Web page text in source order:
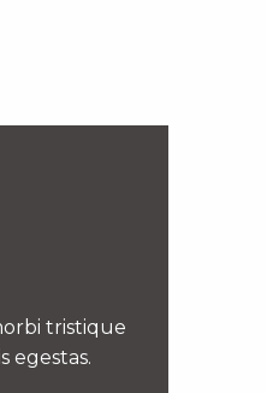
tristique
egestas.